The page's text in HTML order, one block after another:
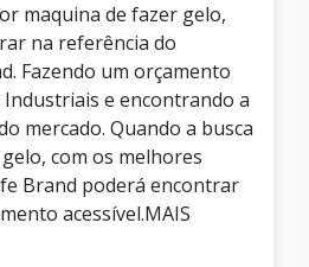
maquina de fazer gelo,
na referência do
Fazendo um orçamento
e encontrando a
mercado. Quando a busca
com os melhores
Brand poderá encontrar
acessível.MAIS